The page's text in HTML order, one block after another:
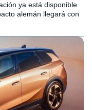
ya está disponible
alemán llegará con